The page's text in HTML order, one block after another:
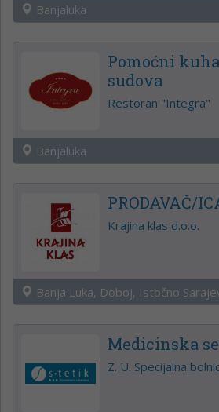
Banjaluka
Pomoćni
sudova
Restoran "Integra"
Banjaluka
PRODAVAČ/
Krajina klas d.o.o.
Banja Luka, Doboj, Istočno
Medicinska
Z. U. Specijalna